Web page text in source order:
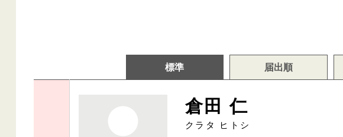
標準 届出順
倉田 仁
クラタ ヒトシ